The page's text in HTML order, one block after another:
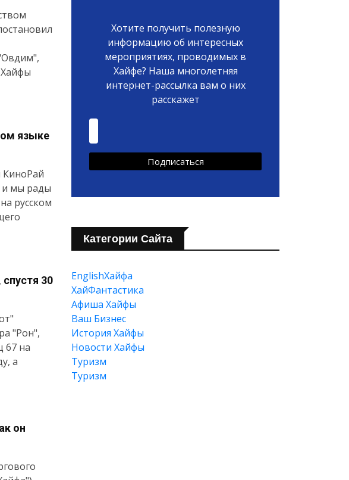
языке
КиноРай
и мы рады
русском
30
"Рон",
67 на
а
он
Хотите получить полезную
информацию об интересных
мероприятиях, проводимых в
Хайфе? Наша многолетняя
интернет-рассылка вам о них
расскажет
Категории Сайта
EnglishХайфа
XайФантастика
Афиша Хайфы
Ваш Бизнес
История Хайфы
Новости Хайфы
Туризм
Туризм